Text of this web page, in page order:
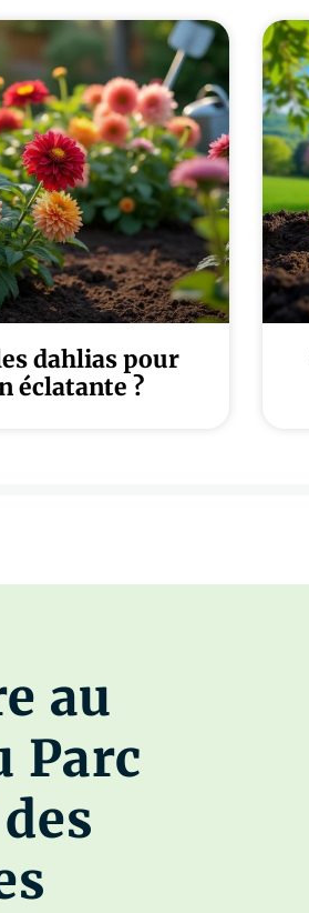
dahlias pour
éclatante ?
au
Parc